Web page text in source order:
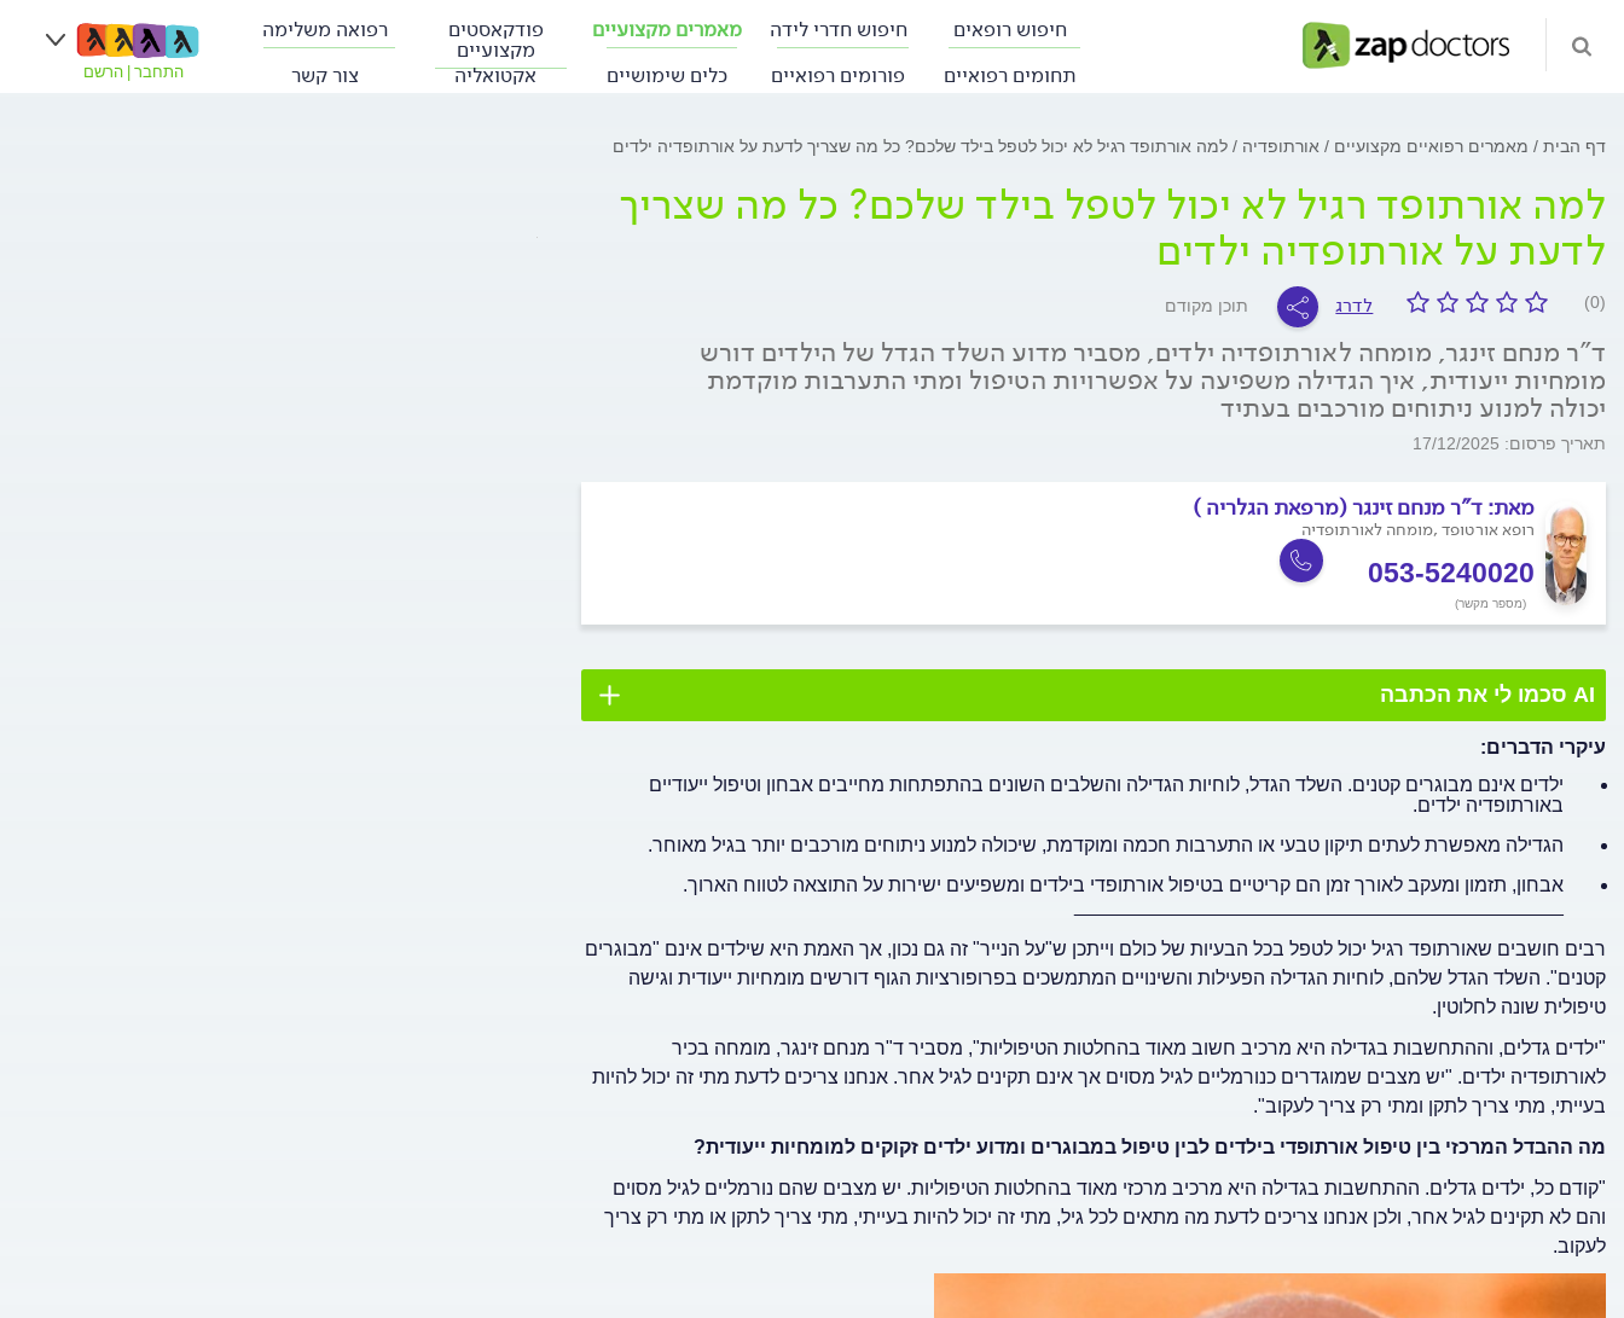
חיפוש רופאים חיפוש חדרי לידה מאמרים מקצועיים פודקאסטים
מקצועיים
רפואה משלימה
תחומים רפואיים
פורומים רפואיים כלים שימושיים אקטואליה צור קשר התחבר הרשם
דף הבית מאמרים רפואיים מקצועיים אורתופדיה למה אורתופד רגיל לא יכול לטפל בילד שלכם? כל מה שצריך לדעת על אורתופדיה ילדים
למה אורתופד רגיל לא יכול לטפל בילד שלכם? כל מה שצריך
לדעת על אורתופדיה ילדים
(0) לדרג תוכן מקודם
ד"ר מנחם זינגר, מומחה לאורתופדיה ילדים, מסביר מדוע השלד הגדל של הילדים דורש
מומחיות ייעודית, איך הגדילה משפיעה על אפשרויות הטיפול ומתי התערבות מוקדמת
יכולה למנוע ניתוחים מורכבים בעתיד
תאריך פרסום: 17/12/2025
מאת: ד"ר מנחם זינגר (מרפאת הגלריה )
רופא אורטופד ,מומחה לאורתופדיה
053-5240020
(מספר מקשר)
AI סכמו לי את הכתבה
עיקרי הדברים:
ילדים אינם מבוגרים קטנים. השלד הגדל, לוחיות הגדילה והשלבים השונים בהתפתחות מחייבים אבחון וטיפול ייעודיים
באורתופדיה ילדים.
הגדילה מאפשרת לעתים תיקון טבעי או התערבות חכמה ומוקדמת, שיכולה למנוע ניתוחים מורכבים יותר בגיל מאוחר.
אבחון, תזמון ומעקב לאורך זמן הם קריטיים בטיפול אורתופדי בילדים ומשפיעים ישירות על התוצאה לטווח הארוך.
רבים חושבים שאורתופד רגיל יכול לטפל בכל הבעיות של כולם וייתכן ש"על הנייר" זה גם נכון, אך האמת היא שילדים אינם "מבוגרים
קטנים". השלד הגדל שלהם, לוחיות הגדילה הפעילות והשינויים המתמשכים בפרופורציות הגוף דורשים מומחיות ייעודית וגישה
טיפולית שונה לחלוטין.
"ילדים גדלים, וההתחשבות בגדילה היא מרכיב חשוב מאוד בהחלטות הטיפוליות", מסביר ד"ר מנחם זינגר, מומחה בכיר
לאורתופדיה ילדים. "יש מצבים שמוגדרים כנורמליים לגיל מסוים אך אינם תקינים לגיל אחר. אנחנו צריכים לדעת מתי זה יכול להיות
בעייתי, מתי צריך לתקן ומתי רק צריך לעקוב".
מה ההבדל המרכזי בין טיפול אורתופדי בילדים לבין טיפול במבוגרים ומדוע ילדים זקוקים למומחיות ייעודית?
"קודם כל, ילדים גדלים. ההתחשבות בגדילה היא מרכיב מרכזי מאוד בהחלטות הטיפוליות. יש מצבים שהם נורמליים לגיל מסוים
והם לא תקינים לגיל אחר, ולכן אנחנו צריכים לדעת מה מתאים לכל גיל, מתי זה יכול להיות בעייתי, מתי צריך לתקן או מתי רק צריך
לעקוב.